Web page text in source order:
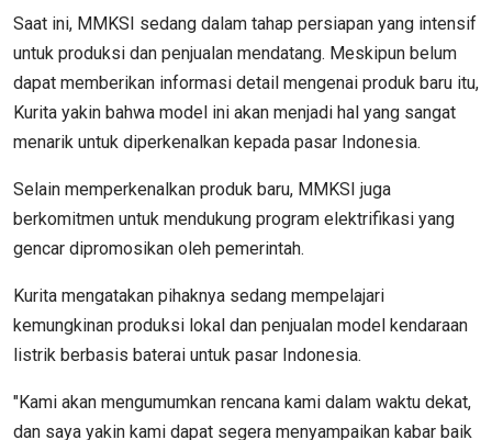
Saat ini, MMKSI sedang dalam tahap persiapan yang intensif
untuk produksi dan penjualan mendatang. Meskipun belum
dapat memberikan informasi detail mengenai produk baru itu,
Kurita yakin bahwa model ini akan menjadi hal yang sangat
menarik untuk diperkenalkan kepada pasar Indonesia.
Selain memperkenalkan produk baru, MMKSI juga
berkomitmen untuk mendukung program elektrifikasi yang
gencar dipromosikan oleh pemerintah.
Kurita mengatakan pihaknya sedang mempelajari
kemungkinan produksi lokal dan penjualan model kendaraan
listrik berbasis baterai untuk pasar Indonesia.
"Kami akan mengumumkan rencana kami dalam waktu dekat,
dan saya yakin kami dapat segera menyampaikan kabar baik